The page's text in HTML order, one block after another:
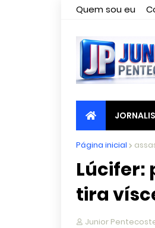
Quem sou eu
Página inicial
Lúcifer:
tira
Junior